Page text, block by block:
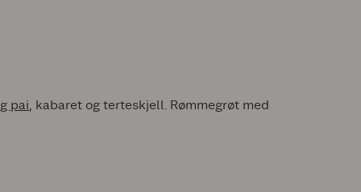
pai, kabaret og terteskjell. Rømmegrøt med